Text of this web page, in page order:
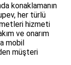
konaklamanın
her türlü
hizmeti
ve onarım
mobil
müşteri